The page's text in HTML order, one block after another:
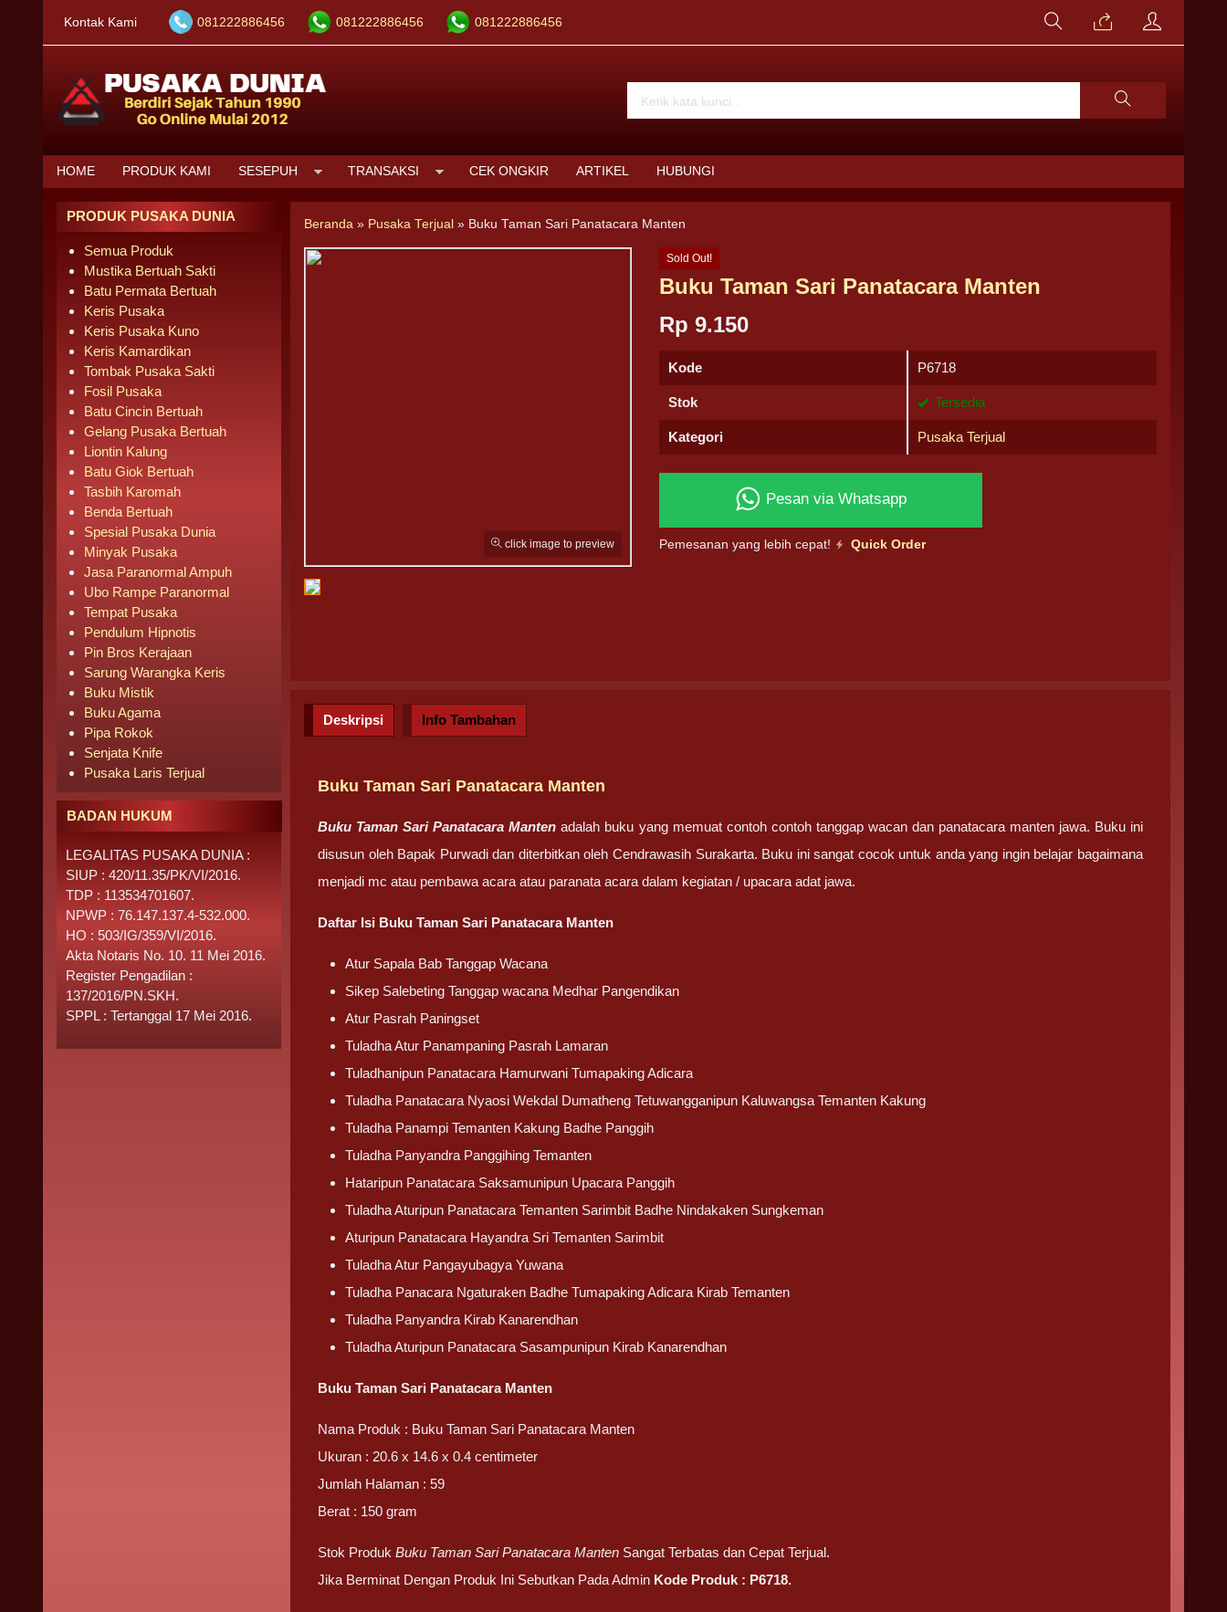
Kontak Kami 081222886456 081222886456 081222886456
HOME PRODUK KAMI SESEPUH TRANSAKSI CEK ONGKIR ARTIKEL HUBUNGI
Beranda » Pusaka Terjual » Buku Taman Sari Panatacara Manten
click image to preview
Sold Out!
Buku Taman Sari Panatacara Manten
Rp 9.150
Kode P6718
Stok Tersedia
Kategori Pusaka Terjual
Pesan via Whatsapp
Pemesanan yang lebih cepat! Quick Order
Deskripsi Info Tambahan
Buku Taman Sari Panatacara Manten
Buku Taman Sari Panatacara Mantenadalah buku yang memuat contoh contoh tanggap wacan dan panatacara manten jawa. Buku ini
disusun oleh Bapak Purwadi dan diterbitkan oleh Cendrawasih Surakarta. Buku ini sangat cocok untuk anda yang ingin belajar bagaimana
menjadi mc atau pembawa acara atau paranata acara dalam kegiatan / upacara adat jawa.
Daftar Isi Buku Taman Sari Panatacara Manten
Atur Sapala Bab Tanggap Wacana
Sikep Salebeting Tanggap wacana Medhar Pangendikan
Atur Pasrah Paningset
Tuladha Atur Panampaning Pasrah Lamaran
Tuladhanipun Panatacara Hamurwani Tumapaking Adicara
Tuladha Panatacara Nyaosi Wekdal Dumatheng Tetuwangganipun Kaluwangsa Temanten Kakung
Tuladha Panampi Temanten Kakung Badhe Panggih
Tuladha Panyandra Panggihing Temanten
Hataripun Panatacara Saksamunipun Upacara Panggih
Tuladha Aturipun Panatacara Temanten Sarimbit Badhe Nindakaken Sungkeman
Aturipun Panatacara Hayandra Sri Temanten Sarimbit
Tuladha Atur Pangayubagya Yuwana
Tuladha Panacara Ngaturaken Badhe Tumapaking Adicara Kirab Temanten
Tuladha Panyandra Kirab Kanarendhan
Tuladha Aturipun Panatacara Sasampunipun Kirab Kanarendhan
Buku Taman Sari Panatacara Manten
Nama Produk : Buku Taman Sari Panatacara Manten
Ukuran : 20.6 x 14.6 x 0.4 centimeter
Jumlah Halaman : 59
Berat : 150 gram
Stok ProdukBuku Taman Sari Panatacara Manten Sangat Terbatas dan Cepat Terjual.
Jika Berminat Dengan Produk Ini Sebutkan Pada Admin Kode Produk : P6718.
PRODUK PUSAKA DUNIA
Semua Produk
Mustika Bertuah Sakti
Batu Permata Bertuah
Keris Pusaka
Keris Pusaka Kuno
Keris Kamardikan
Tombak Pusaka Sakti
Fosil Pusaka
Batu Cincin Bertuah
Gelang Pusaka Bertuah
Liontin Kalung
Batu Giok Bertuah
Tasbih Karomah
Benda Bertuah
Spesial Pusaka Dunia
Minyak Pusaka
Jasa Paranormal Ampuh
Ubo Rampe Paranormal
Tempat Pusaka
Pendulum Hipnotis
Pin Bros Kerajaan
Sarung Warangka Keris
Buku Mistik
Buku Agama
Pipa Rokok
Senjata Knife
Pusaka Laris Terjual
BADAN HUKUM
LEGALITAS PUSAKA DUNIA :
SIUP : 420/11.35/PK/VI/2016.
TDP : 113534701607.
NPWP : 76.147.137.4-532.000.
HO : 503/IG/359/VI/2016.
Akta Notaris No. 10. 11 Mei 2016.
Register Pengadilan :
137/2016/PN.SKH.
SPPL : Tertanggal 17 Mei 2016.